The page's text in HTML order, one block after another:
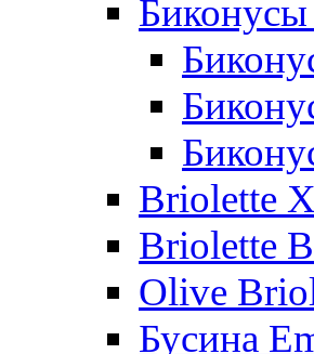
Биконусы
Briolette
Briolette
Olive
Бусина